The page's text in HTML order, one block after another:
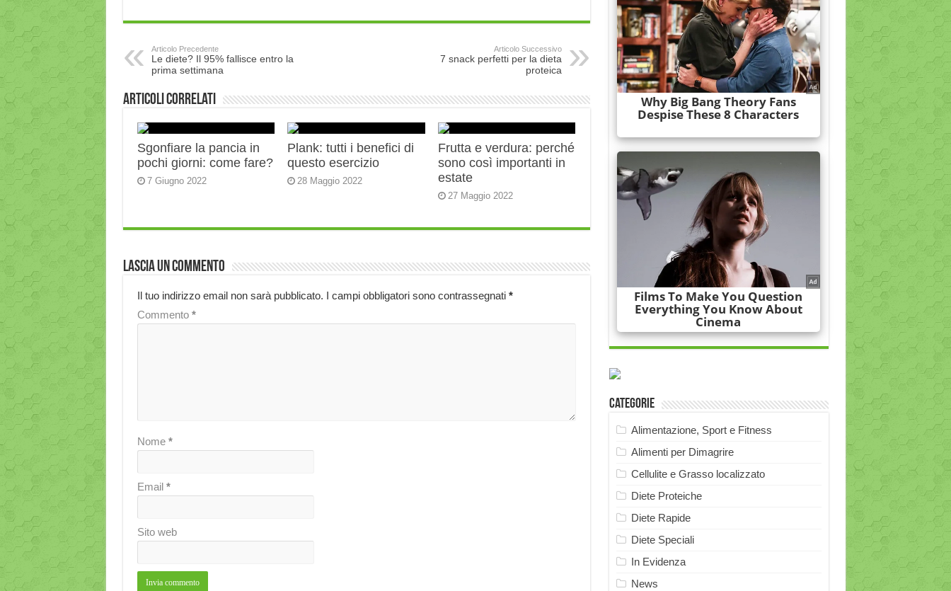
Articolo Precedente
Le diete? Il 95% fallisce entro la
prima settimana
Articolo Successivo
7 snack perfetti per la dieta
proteica
Articoli correlati
Sgonfiare la pancia in
pochi giorni: come fare?
7 Giugno 2022
Plank: tutti i benefici di
questo esercizio
28 Maggio 2022
Frutta e verdura: perché
sono così importanti in
estate
27 Maggio 2022
Lascia un commento
Il tuo indirizzo email non sarà pubblicato. I campi obbligatori sono contrassegnati *
Commento *
Nome *
Email *
Sito web
Categorie
Alimentazione, Sport e Fitness
Alimenti per Dimagrire
Cellulite e Grasso localizzato
Diete Proteiche
Diete Rapide
Diete Speciali
In Evidenza
News